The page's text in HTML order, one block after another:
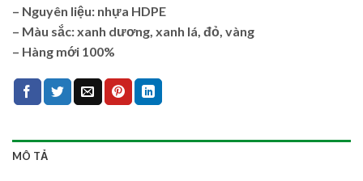
– Nguyên liệu: nhựa HDPE
– Màu sắc: xanh dương, xanh lá, đỏ, vàng
– Hàng mới 100%
MÔ TẢ